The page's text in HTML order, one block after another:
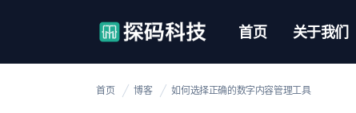
【官网】探码科技 首页 关于我们
首页 博客 如何选择正确的数字内容管理工具